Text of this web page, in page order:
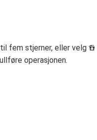
fem stjerner, eller velg d
operasjonen.